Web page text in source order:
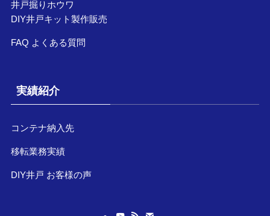
井戸掘りホウワ
DIY井戸キット製作販売
FAQ よくある質問
実績紹介
コンテナ納入先
移転業務実績
DIY井戸 お客様の声